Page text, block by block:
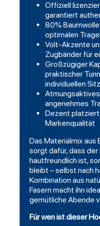
Offiziell
garantiert
80%
optimalen
Volt-Akzente
Zugbänder für
Großzügiger
praktischer
individuellen Sitz
angenehmes
Dezent
Markenqualität
Das Materialmix aus
sorgt dafür, dass der
hautfreundlich ist,
bleibt – selbst nach
Kombination aus
Fasern macht ihn
gemütliche Abende
Für wen ist dieser